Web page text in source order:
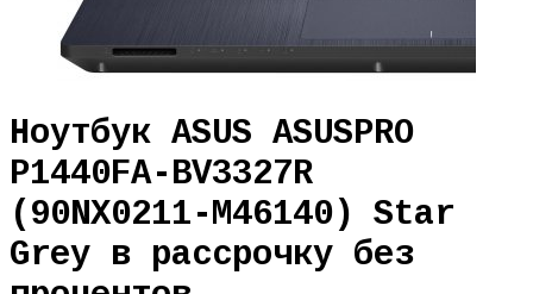
Ноутбук ASUS ASUSPRO
P1440FA-BV3327R
(90NX0211-M46140) Star
Grey в рассрочку без